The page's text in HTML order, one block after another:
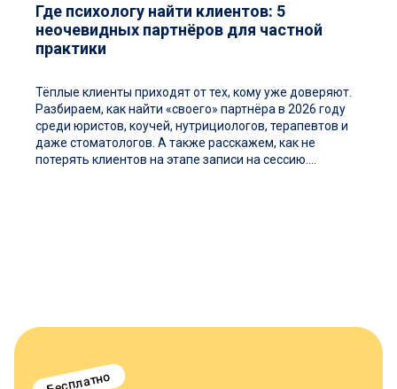
Где психологу найти клиентов: 5
неочевидных партнёров для частной
практики
Тёплые клиенты приходят от тех, кому уже доверяют.
Разбираем, как найти «своего» партнёра в 2026 году
среди юристов, коучей, нутрициологов, терапевтов и
даже стоматологов. А также расскажем, как не
потерять клиентов на этапе записи на сессию....
Бесплатно